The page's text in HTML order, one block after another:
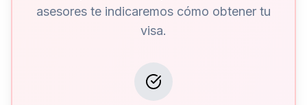
asesores te indicaremos cómo obtener tu
visa.